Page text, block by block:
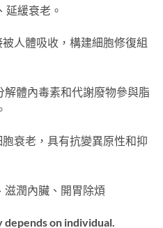
延緩衰老。
人體吸收，構建細胞修復組
解體內毒素和代謝廢物參與脂
衰老，具有抗變異原性和抑
滋潤內臟、開胃除煩
depends on individual.